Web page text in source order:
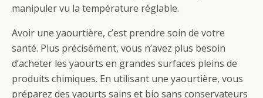
manipuler vu la température réglable.
Avoir une yaourtière, c’est prendre soin de votre
santé. Plus précisément, vous n’avez plus besoin
d’acheter les yaourts en grandes surfaces pleins de
produits chimiques. En utilisant une yaourtière, vous
préparez des yaourts sains et bio sans conservateurs